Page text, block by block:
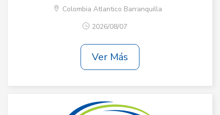
Colombia Atlantico Barranquilla
2026/08/07
Ver Más